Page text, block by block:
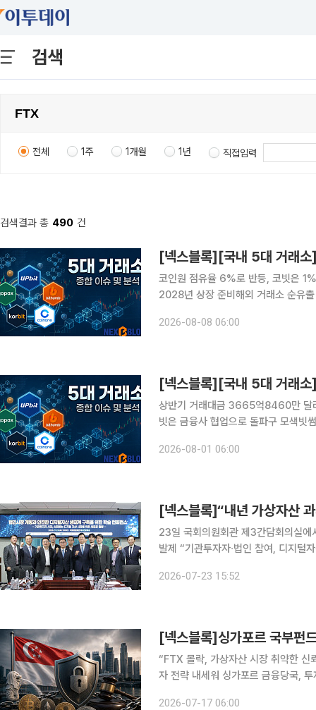
검색
전체 1주 1개월 1년 직접입력
검색결과 총 490 건
코인원 점유율 6%로 반등, 코빗은
2028년 상장 준비해외 거래소 순유출
휴 안정성 확보로 빠르게 넓어지고 있
2026-08-08 06:00
상반기 거래대금 3665억8460만 달
빗은 금융사 협업으로 돌파구 모색빗
다. 거래가 줄어드는 국면에서는 유동
2026-08-01 06:00
[넥스블록]“내년 가상자산
23일 국회의원회관 제3간담회의실에
발제 “기관투자자∙법인 참여, 디지털
께하는 시장으로 진화하고 있다. 법인
2026-07-23 15:52
[넥스블록]싱가포르 국부펀
“FTX 몰락, 가상자산 시장 취약한 신
자 전략 내세워 싱가포르 금융당국,
2026-07-17 06:00